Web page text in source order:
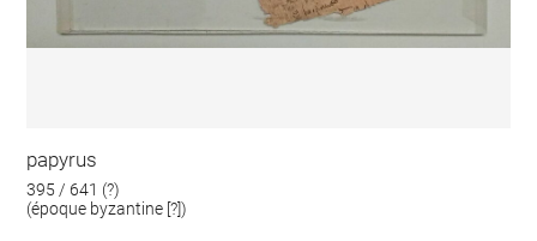
papyrus
395 / 641 (?)
(époque byzantine [?])